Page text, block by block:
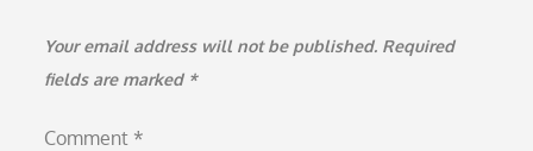
Your email address will not be published. Required
fields are marked *
Comment *